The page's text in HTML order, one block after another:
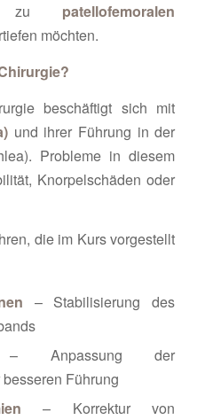
zu patellofemoralen
möchten.
beschäftigt sich mit
und ihrer Führung in der
Probleme in diesem
Knorpelschäden oder
die im Kurs vorgestellt
– Stabilisierung des
Anpassung der
Führung
– Korrektur von